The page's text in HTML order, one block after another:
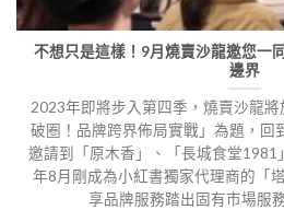
不想只是這樣！9月燒賣沙龍邀您一
邊界
2023年即將步入第四季，燒賣沙龍
破圈！品牌跨界佈局實戰」為題，回
邀請到「原木香」、「長城食堂1981
年8月剛成為小紅書獨家代理商的「
享品牌服務踏出固有市場服